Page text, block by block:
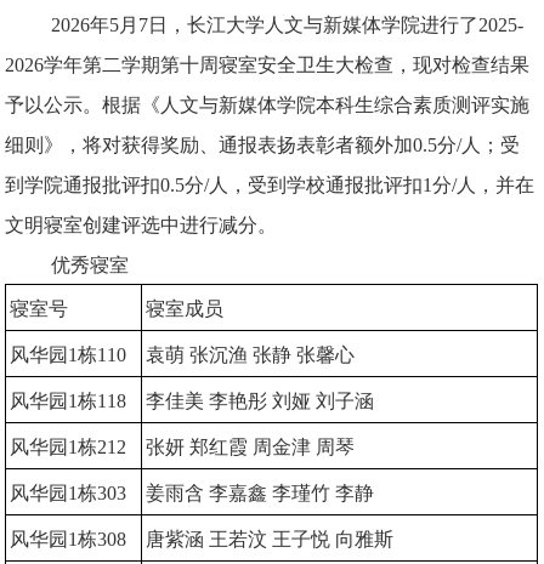
2026年5月7日，长江大学人文与新媒体学院进行了2025-
2026学年第二学期第十周寝室安全卫生大检查，现对检查结果
予以公示。根据《人文与新媒体学院本科生综合素质测评实施
细则》，将对获得奖励、通报表扬表彰者额外加0.5分/人；受
到学院通报批评扣0.5分/人，受到学校通报批评扣1分/人，并在
文明寝室创建评选中进行减分。
优秀寝室
寝室号 寝室成员
风华园1栋110 袁萌 张沉渔 张静 张馨心
风华园1栋118 李佳美 李艳彤 刘娅 刘子涵
风华园1栋212 张妍 郑红霞 周金津 周琴
风华园1栋303 姜雨含 李嘉鑫 李瑾竹 李静
风华园1栋308 唐紫涵 王若汶 王子悦 向雅斯